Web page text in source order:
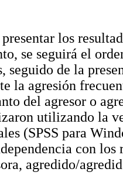
los
se seguirá el
seguido de la
la agresión
del agresor o
utilizando la
(SPSS para
con
agredido/